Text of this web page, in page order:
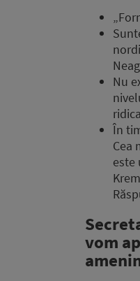
Nu
În
Cea
este
vom